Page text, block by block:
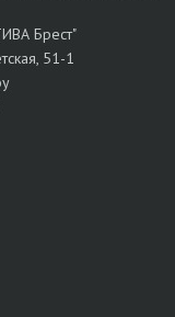
Брест"
51-1